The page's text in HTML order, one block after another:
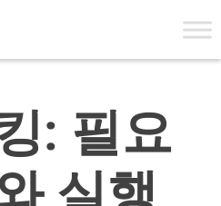
: 필요
실행